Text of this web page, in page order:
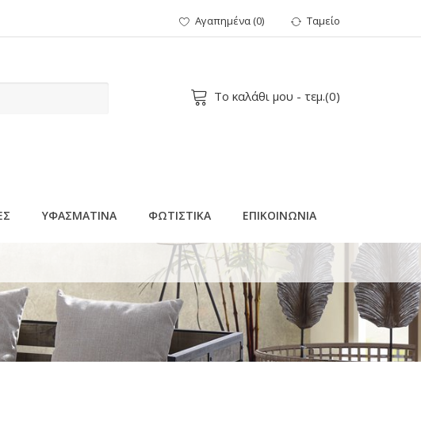
Αγαπημένα(0) Ταμείο
Το καλάθι μου - τεμ.(0)
ΥΦΑΣΜΑΤΙΝΑ ΦΩΤΙΣΤΙΚΑ ΕΠΙΚΟΙΝΩΝΙΑ